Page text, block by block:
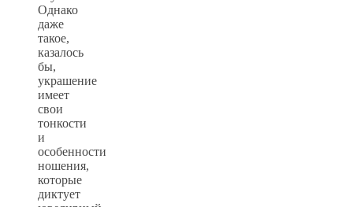
Однако
даже
такое,
казалось
бы,
украшение
имеет
свои
тонкости
и
особенности
ношения,
которые
диктует